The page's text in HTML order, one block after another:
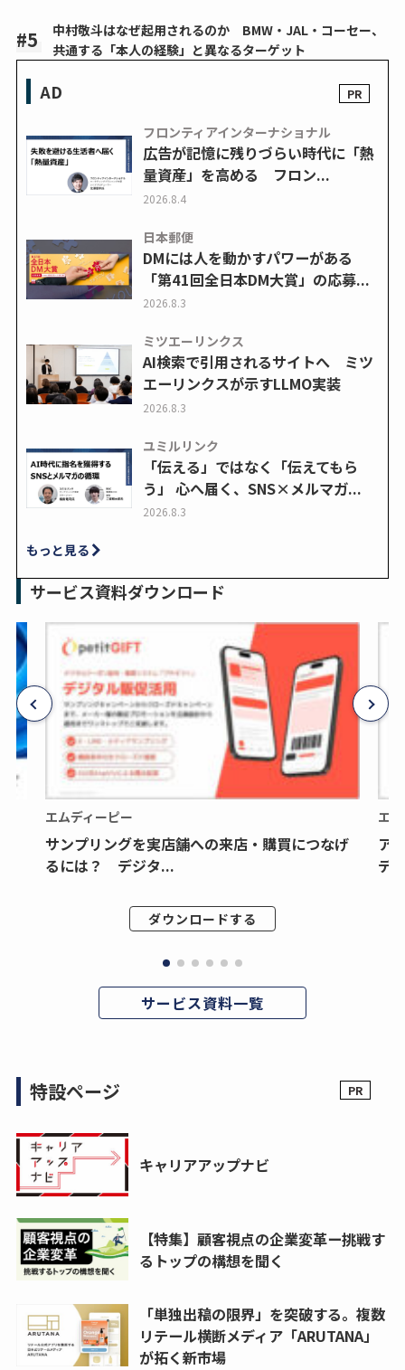
中村敬斗はなぜ起用されるのか BMW・JAL・コーセー、
共通する「本人の経験」と異なるターゲット
AD
フロンティアインターナショナル
広告が記憶に残りづらい時代に「熱
量資産」を高める フロン...
2026.8.4
日本郵便
DMには人を動かすパワーがある
「第41回全日本DM大賞」の応募...
2026.8.3
ミツエーリンクス
AI検索で引用されるサイトへ ミツ
エーリンクスが示すLLMO実装
2026.8.3
ユミルリンク
「伝える」ではなく「伝えてもら
う」 心へ届く、SNS×メルマガ...
2026.8.3
もっと見る
サービス資料ダウンロード
エムディーピー
サンプリングを実店舗への来店・購買につなげ
るには？ デジタ...
ダウンロードする
エ
ア
デ
サービス資料一覧
特設ページ
キャリアアップナビ
【特集】顧客視点の企業変革ー挑戦す
るトップの構想を聞く
「単独出稿の限界」を突破する。複数
リテール横断メディア「ARUTANA」
が拓く新市場